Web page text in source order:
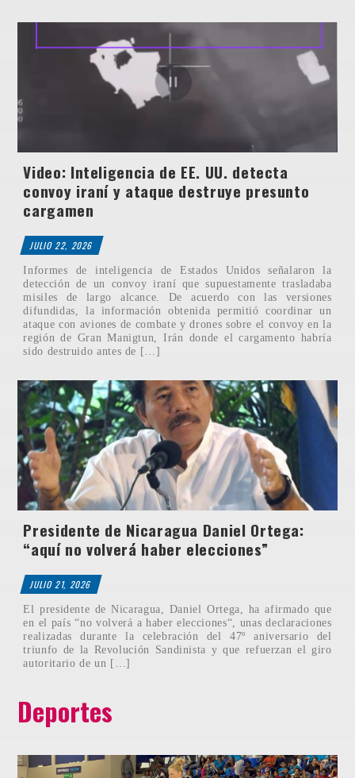
Video: Inteligencia de EE. UU. detecta
convoy iraní y ataque destruye presunto
cargamen
JULIO 22, 2026
Informes de inteligencia de Estados Unidos señalaron la
detección de un convoy iraní que supuestamente trasladaba
misiles de largo alcance. De acuerdo con las versiones
difundidas, la información obtenida permitió coordinar un
ataque con aviones de combate y drones sobre el convoy en la
región de Gran Manigtun, Irán donde el cargamento habría
sido destruido antes de […]
Presidente de Nicaragua Daniel Ortega:
“aquí no volverá haber elecciones”
JULIO 21, 2026
El presidente de Nicaragua, Daniel Ortega, ha afirmado que
en el país “no volverá a haber elecciones“, unas declaraciones
realizadas durante la celebración del 47º aniversario del
triunfo de la Revolución Sandinista y que refuerzan el giro
autoritario de un […]
Deportes